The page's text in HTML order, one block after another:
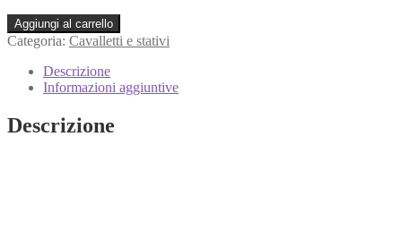
Testa
cavalletto
Gitzo.
Vintage
tripod
quantità
Aggiungi al carrello
Categoria: Cavalletti e stativi
Descrizione
Informazioni aggiuntive
Descrizione